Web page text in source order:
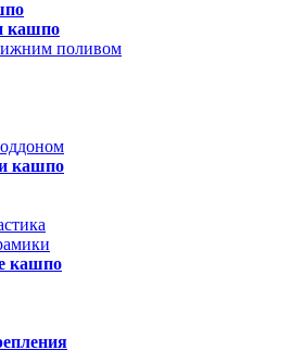
кашпо
поливом
кашпо
кашпо